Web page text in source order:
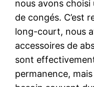
nous avons choisi
de congés. C’est
long-court, nous
accessoires de
sont
permanence,